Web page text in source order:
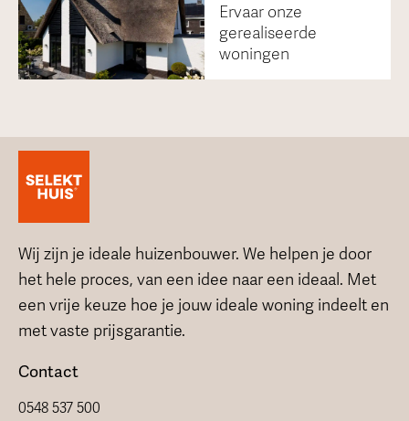
Ervaar onze
gerealiseerde
woningen
Wij zijn je ideale huizenbouwer. We helpen je door
het hele proces, van een idee naar een ideaal. Met
een vrije keuze hoe je jouw ideale woning indeelt en
met vaste prijsgarantie.
Contact
0548 537 500